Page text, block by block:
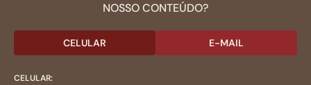
NOSSO CONTEÚDO?
CELULAR E-MAIL
CELULAR: